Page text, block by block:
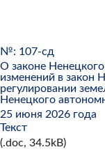
№: 107-сд
О законе
изменений в закон
регулировании
Ненецкого
25 июня 2026 года
Текст
(.doc, 34.5kB)